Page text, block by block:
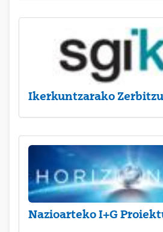
Ikerkuntzarako
Nazioarteko I+G